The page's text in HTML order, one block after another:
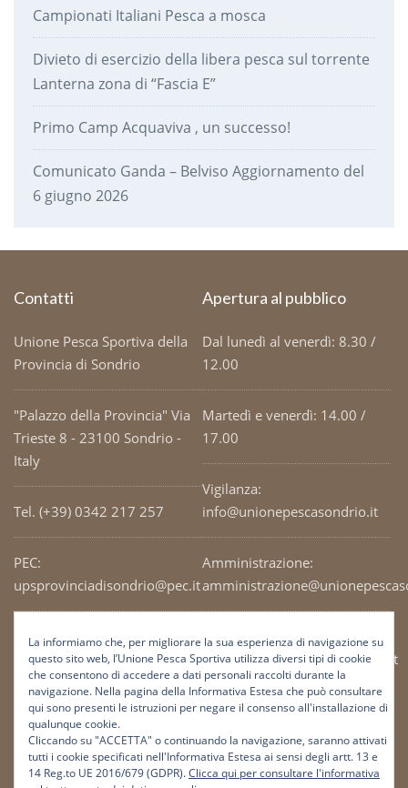
Campionati Italiani Pesca a mosca
Divieto di esercizio della libera pesca sul torrente
Lanterna zona di “Fascia E”
Primo Camp Acquaviva , un successo!
Comunicato Ganda – Belviso Aggiornamento del
6 giugno 2026
Contatti
Unione Pesca Sportiva della
Provincia di Sondrio
"Palazzo della Provincia" Via
Trieste 8 - 23100 Sondrio -
Italy
Tel. (+39) 0342 217 257
PEC:
upsprovinciadisondrio@pec.it
Codice Fiscale: 93003690141
Apertura al pubblico
Dal lunedì al venerdì: 8.30 /
12.00
Martedì e venerdì: 14.00 /
17.00
Vigilanza:
info@unionepescasondrio.it
Amministrazione:
Ufficio tecnico:
tecnico@unionepescasondrio.it
Informazioni:
info@unionepescasondrio.it
La informiamo che, per migliorare la sua esperienza di navigazione su
questo sito web, l’Unione Pesca Sportiva utilizza diversi tipi di cookie
che consentono di accedere a dati personali raccolti durante la
navigazione. Nella pagina della Informativa Estesa che può consultare
qui sono presenti le istruzioni per negare il consenso all'installazione di
qualunque cookie.
Cliccando su "ACCETTA" o continuando la navigazione, saranno attivati
tutti i cookie specificati nell'Informativa Estesa ai sensi degli artt. 13 e
14 Reg.to UE 2016/679 (GDPR).Clicca qui per consultare l'informativa